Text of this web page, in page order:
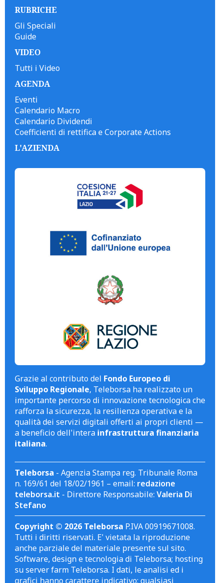
RUBRICHE
Gli Speciali
Guide
VIDEO
Tutti i Video
AGENDA
Eventi
Calendario Macro
Calendario Dividendi
Coefficienti di rettifica e Corporate Actions
L'AZIENDA
Grazie al contributo del Fondo Europeo di
Sviluppo Regionale, Teleborsa ha realizzato un
importante percorso di innovazione tecnologica che
rafforza la sicurezza, la resilienza operativa e la
qualità dei servizi digitali offerti ai propri clienti —
a beneficio dell'intera infrastruttura finanziaria
italiana.
Teleborsa - Agenzia Stampa reg. Tribunale Roma
n. 169/61 del 18/02/1961 – email: redazione
teleborsa.it - Direttore Responsabile: Valeria Di
Stefano
Copyright © 2026 Teleborsa P.IVA 00919671008.
Tutti i diritti riservati. E' vietata la riproduzione
anche parziale del materiale presente sul sito.
Software, design e tecnologia di Teleborsa; hosting
su server farm Teleborsa. I dati, le analisi ed i
grafici hanno carattere indicativo; qualsiasi